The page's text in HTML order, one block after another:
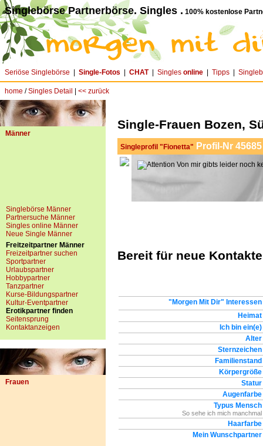
Singlebörse Partnerbörse. Singles . 100% kostenlose
Seriöse Singlebörse Single-Fotos CHAT| Singles online Tipps
home /Singles Detail << zurück
Männer
Singlebörse Männer
Partnersuche Männer
Singles online Männer
Neue Single Männer
Freitzeitpartner Männer
Freizeitpartner suchen
Sportpartner
Urlaubspartner
Hobbypartner
Tanzpartner
Kurse-Bildungspartner
Kultur-Eventpartner
Erotikpartner finden
Seitensprung
Kontaktanzeigen
Frauen
Single-Frauen Bozen,
Singleprofil "Fionetta" Profil-Nr 45685
Von mir gibts leider noch
Bereit für neue
"Morgen Mit Dir" Interessen
Heimat
Ich bin ein(e)
Alter
Sternzeichen
Familienstand
Körpergröße
Statur
Augenfarbe
Typus Mensch
So sehe ich mich manchmal
Haarfarbe
Mein Wunschpartner